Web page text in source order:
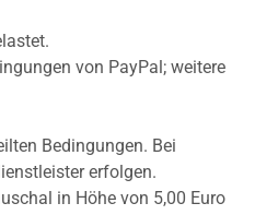
von PayPal; weitere
Bedingungen. Bei
erfolgen.
in Höhe von 5,00 Euro